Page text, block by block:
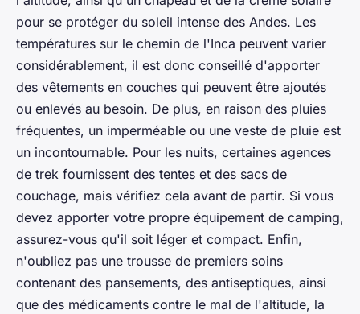
pour se protéger du soleil intense des Andes. Les
températures sur le chemin de l'Inca peuvent varier
considérablement, il est donc conseillé d'apporter
des vêtements en couches qui peuvent être ajoutés
ou enlevés au besoin. De plus, en raison des pluies
fréquentes, un imperméable ou une veste de pluie est
un incontournable. Pour les nuits, certaines agences
de trek fournissent des tentes et des sacs de
couchage, mais vérifiez cela avant de partir. Si vous
devez apporter votre propre équipement de camping,
assurez-vous qu'il soit léger et compact. Enfin,
n'oubliez pas une trousse de premiers soins
contenant des pansements, des antiseptiques, ainsi
que des médicaments contre le mal de l'altitude, la